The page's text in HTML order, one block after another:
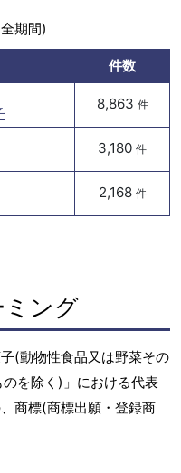
期間)
件数
8,863 件
3,180 件
2,168 件
ング
(動物性食品又は野菜その
を除く)」における代表
商標(商標出願・登録商